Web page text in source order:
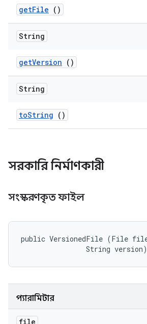
getFile ()
String
getVersion ()
String
toString ()
সরকারি নির্মাণকারী
সংস্করণকৃত ফাইল
public VersionedFile (File
                String version)
প্যারামিটার
file